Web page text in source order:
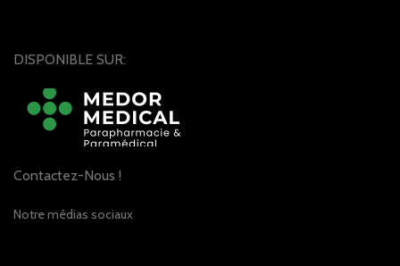
DISPONIBLE SUR:
Contactez-Nous !
Notre médias sociaux